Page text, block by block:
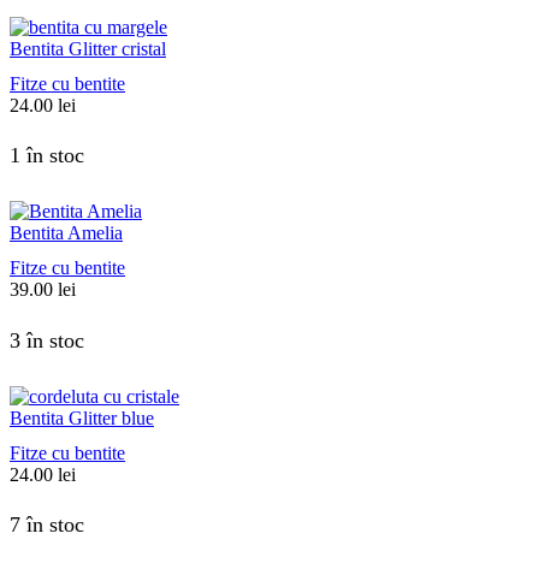
Bentita Glitter cristal
Fitze cu bentite
24.00 lei
1 în stoc
Bentita Amelia
Fitze cu bentite
39.00 lei
3 în stoc
Bentita Glitter blue
Fitze cu bentite
24.00 lei
7 în stoc